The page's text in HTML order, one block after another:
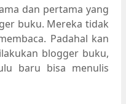
dan pertama yang
buku. Mereka tidak
Padahal kan
blogger buku,
baru bisa menulis